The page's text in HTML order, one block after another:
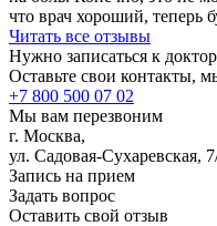
что врач хороший, теперь
Читать все отзывы
Нужно записаться к
Оставьте свои контакты,
+7 800 500 07 02
Мы вам перезвоним
г. Москва,
ул. Садовая-Сухаревская,
Запись на прием
Задать вопрос
Оставить свой отзыв